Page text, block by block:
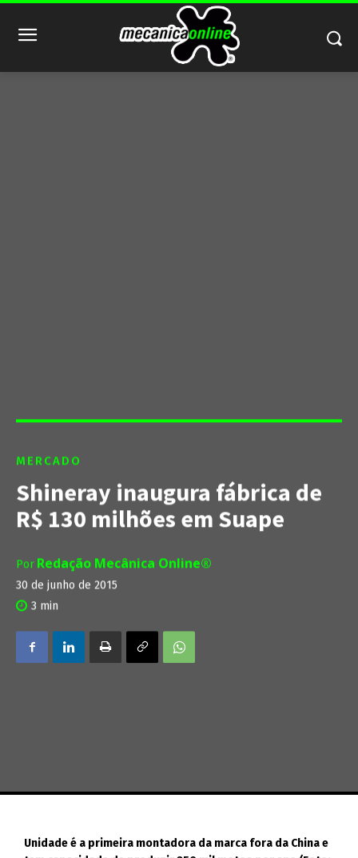
MERCADO
Shineray inaugura fábrica de
R$ 130 milhões em Suape
Por Redação Mecânica Online®
30 de junho de 2015
3 min
Unidade é a primeira montadora da marca fora da China e